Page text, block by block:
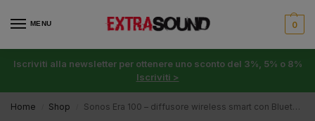
MENU 0
Iscriviti alla newsletter per ottenere uno sconto del 3%, 5% o 8%
Iscriviti >
Home Shop Sonos Era 100 – diffusore wireless smart con Bluetooth e Wi-Fi